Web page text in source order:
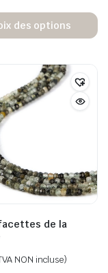
des options
de la
NON incluse)